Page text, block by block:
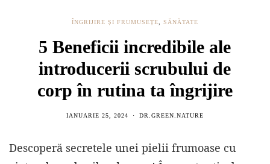
ÎNGRIJIRE ȘI FRUMUSEȚE SĂNĂTATE
5 Beneficii incredibile ale
introducerii scrubului de
corp în rutina ta îngrijire
IANUARIE 25, 2024 DR.GREEN.NATURE
Descoperă secretele unei pielii frumoase cu